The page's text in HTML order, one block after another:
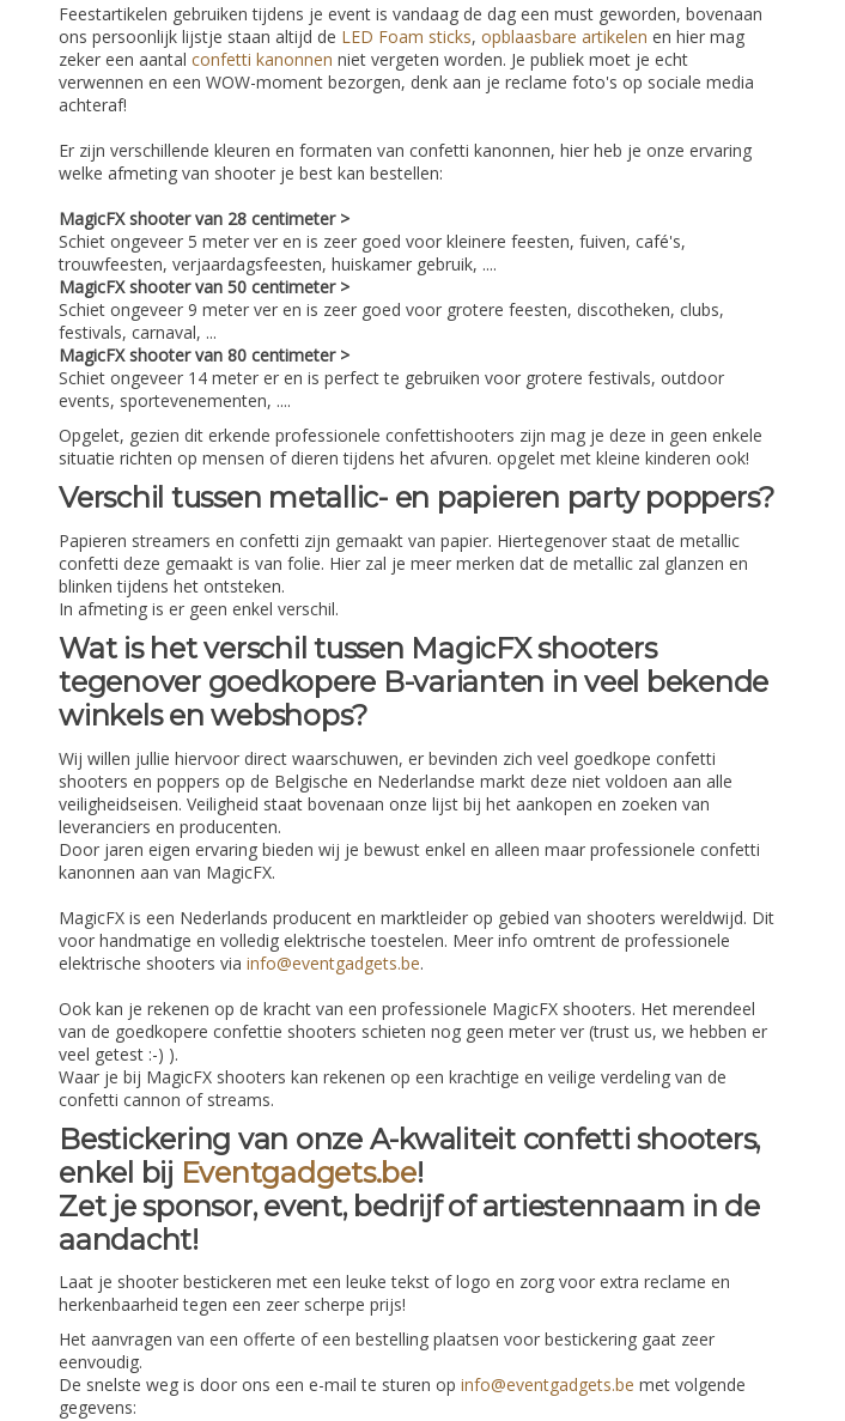
Feestartikelen gebruiken tijdens je event is vandaag de dag een must geworden, bovenaan
ons persoonlijk lijstje staan altijd de LED Foam sticks, opblaasbare artikelen en hier mag
zeker een aantal confetti kanonnen niet vergeten worden. Je publiek moet je echt
verwennen en een WOW-moment bezorgen, denk aan je reclame foto's op sociale media
achteraf!
Er zijn verschillende kleuren en formaten van confetti kanonnen, hier heb je onze ervaring
welke afmeting van shooter je best kan bestellen:
MagicFX shooter van 28 centimeter >
Schiet ongeveer 5 meter ver en is zeer goed voor kleinere feesten, fuiven, café's,
trouwfeesten, verjaardagsfeesten, huiskamer gebruik, ....
MagicFX shooter van 50 centimeter >
Schiet ongeveer 9 meter ver en is zeer goed voor grotere feesten, discotheken, clubs,
festivals, carnaval, ...
MagicFX shooter van 80 centimeter >
Schiet ongeveer 14 meter er en is perfect te gebruiken voor grotere festivals, outdoor
events, sportevenementen, ....
Opgelet, gezien dit erkende professionele confettishooters zijn mag je deze in geen enkele
situatie richten op mensen of dieren tijdens het afvuren. opgelet met kleine kinderen ook!
Verschil tussen metallic- en papieren party poppers?
Papieren streamers en confetti zijn gemaakt van papier. Hiertegenover staat de metallic
confetti deze gemaakt is van folie. Hier zal je meer merken dat de metallic zal glanzen en
blinken tijdens het ontsteken.
In afmeting is er geen enkel verschil.
Wat is het verschil tussen MagicFX shooters
tegenover goedkopere B-varianten in veel bekende
winkels en webshops?
Wij willen jullie hiervoor direct waarschuwen, er bevinden zich veel goedkope confetti
shooters en poppers op de Belgische en Nederlandse markt deze niet voldoen aan alle
veiligheidseisen. Veiligheid staat bovenaan onze lijst bij het aankopen en zoeken van
leveranciers en producenten.
Door jaren eigen ervaring bieden wij je bewust enkel en alleen maar professionele confetti
kanonnen aan van MagicFX.
MagicFX is een Nederlands producent en marktleider op gebied van shooters wereldwijd. Dit
voor handmatige en volledig elektrische toestelen. Meer info omtrent de professionele
elektrische shooters via info@eventgadgets.be.
Ook kan je rekenen op de kracht van een professionele MagicFX shooters. Het merendeel
van de goedkopere confettie shooters schieten nog geen meter ver (trust us, we hebben er
veel getest :-) ).
Waar je bij MagicFX shooters kan rekenen op een krachtige en veilige verdeling van de
confetti cannon of streams.
Bestickering van onze A-kwaliteit confetti shooters,
enkel bij Eventgadgets.be!
Zet je sponsor, event, bedrijf of artiestennaam in de
aandacht!
Laat je shooter bestickeren met een leuke tekst of logo en zorg voor extra reclame en
herkenbaarheid tegen een zeer scherpe prijs!
Het aanvragen van een offerte of een bestelling plaatsen voor bestickering gaat zeer
eenvoudig.
De snelste weg is door ons een e-mail te sturen op info@eventgadgets.be met volgende
gegevens: